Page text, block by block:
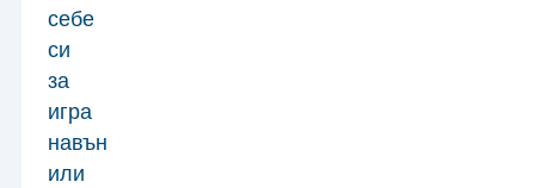
себе
си
за
игра
навън
или